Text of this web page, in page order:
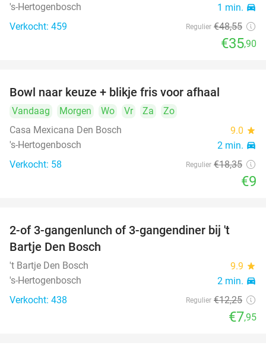
's-Hertogenbosch 1 min. directions_car
Verkocht: 459 Regulier €48,55
€35,90
Bowl naar keuze + blikje fris voor afhaal
Vandaag Morgen Wo Vr Za
Zo
Casa Mexicana Den Bosch
9.0 star
's-Hertogenbosch 2 min. directions_car
Verkocht: 58 Regulier €18,35
€9
35%
2-of 3-gangenlunch of 3-gangendiner bij 't
Bartje Den Bosch
't Bartje Den Bosch 9.9 star
's-Hertogenbosch 2 min. directions_car
Verkocht: 438 Regulier €12,25
€7,95